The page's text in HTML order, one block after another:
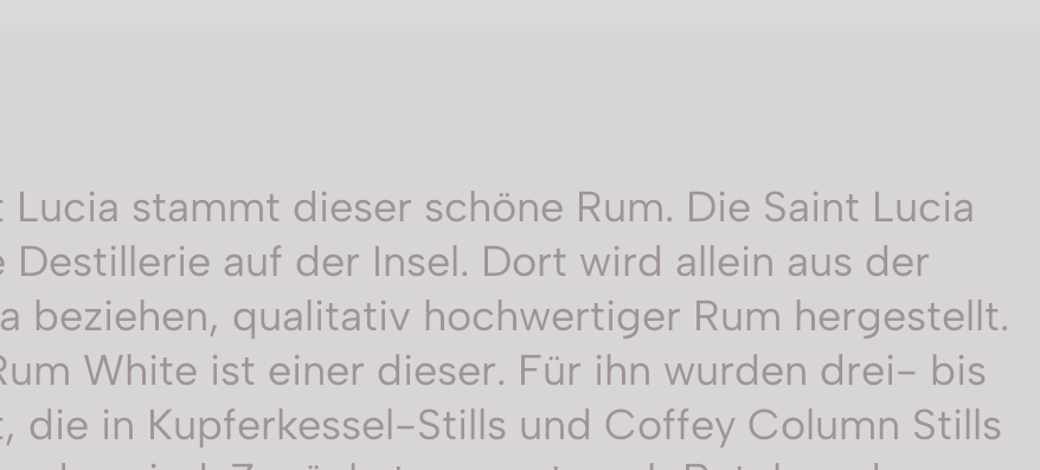
stammt dieser schöne Rum. Die Saint Lucia
auf der Insel. Dort wird allein aus der
beziehen, qualitativ hochwertiger Rum hergestellt.
White ist einer dieser. Für ihn wurden drei- bis
die in Kupferkessel-Stills und Coffey Column Stills